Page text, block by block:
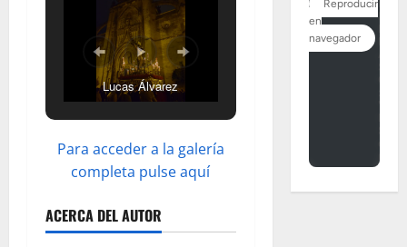
Lucas Álvarez
Para acceder a la galería
completa pulse aquí
ACERCA DEL AUTOR